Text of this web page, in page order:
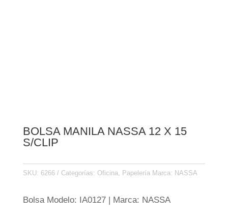
BOLSA MANILA NASSA 12 X 15
S/CLIP
SKU: 6266 Categorías: Oficina, Papelería Marca: NASSA
Bolsa Modelo: IA0127 | Marca: NASSA